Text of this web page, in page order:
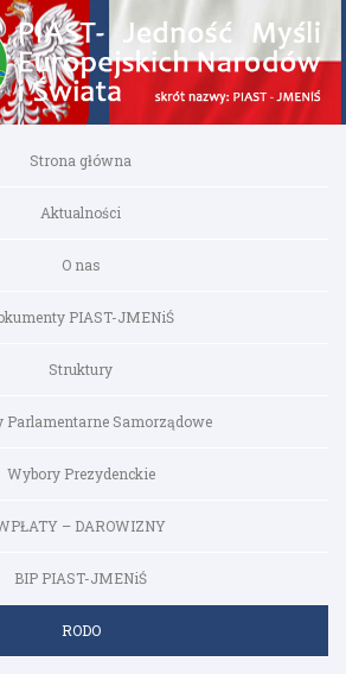
Strona główna
Aktualności
O nas
PIAST-JMENiŚ
Struktury
Parlamentarne Samorządowe
Wybory Prezydenckie
WPŁATY – DAROWIZNY
BIP PIAST-JMENiŚ
RODO